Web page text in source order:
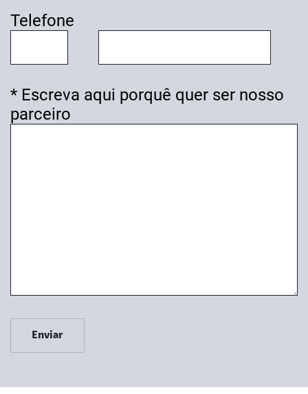
Telefone
* Escreva aqui porquê quer ser nosso
parceiro
Enviar